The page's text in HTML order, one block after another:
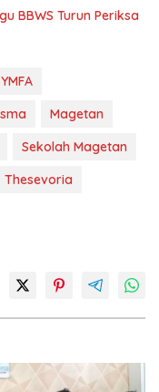
BBWS Turun Periksa
Magetan
Sekolah Magetan
Thesevoria